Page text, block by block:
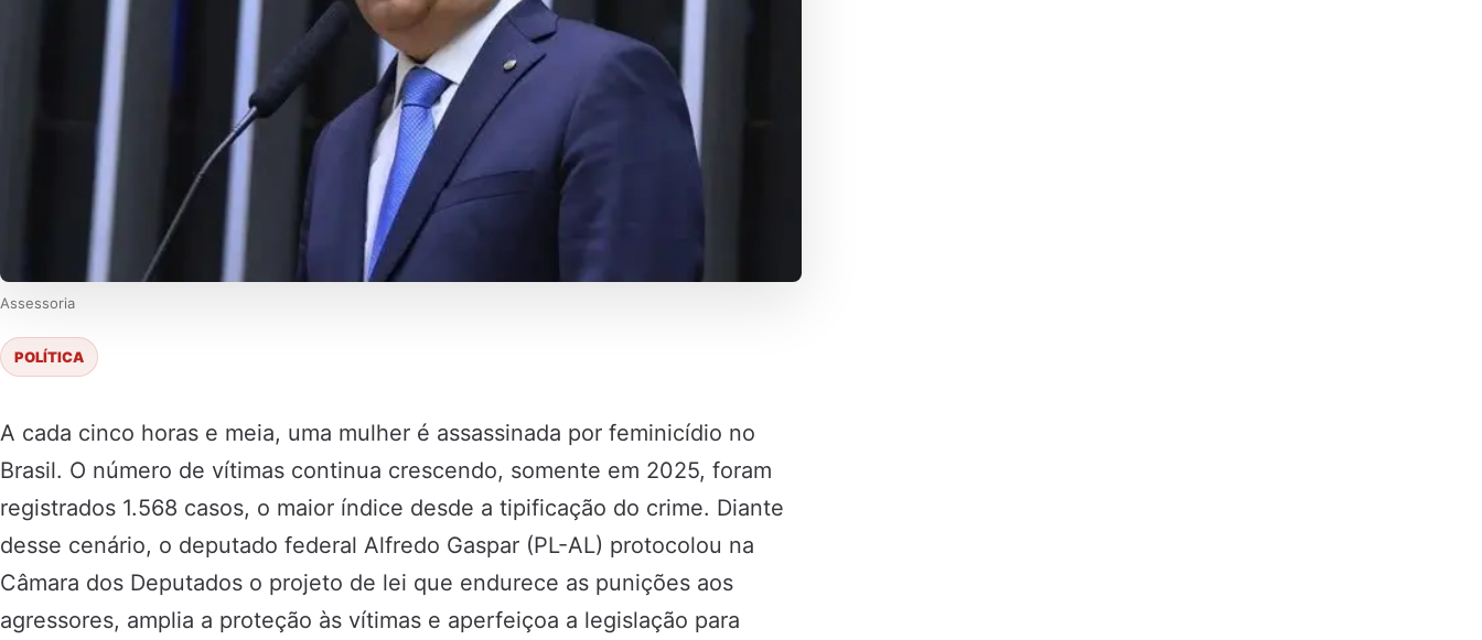
Assessoria
POLÍTICA
A cada cinco horas e meia, uma mulher é assassinada por feminicídio no
Brasil. O número de vítimas continua crescendo, somente em 2025, foram
registrados 1.568 casos, o maior índice desde a tipificação do crime. Diante
desse cenário, o deputado federal Alfredo Gaspar (PL-AL) protocolou na
Câmara dos Deputados o projeto de lei que endurece as punições aos
agressores, amplia a proteção às vítimas e aperfeiçoa a legislação para